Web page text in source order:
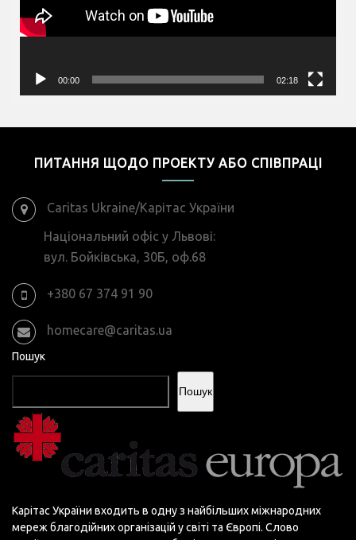
00:00 02:18
ПИТАННЯ ЩОДО ПРОЕКТУ АБО СПІВПРАЦІ
Caritas Ukraine/Карітас України
Національний офіс у Львові:
вул. Бойківська, 30Б, оф.68
+380 67 374 91 90
homecare@caritas.ua
Пошук
Пошук
Карітас України входить в одну з найбільших міжнародних
мереж благодійних організацій у світі та Європі. Слово